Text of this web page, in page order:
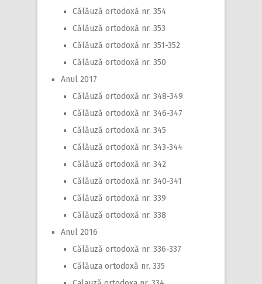
Călăuză ortodoxă nr. 354
Călăuză ortodoxă nr. 353
Călăuză ortodoxă nr. 351-352
Călăuză ortodoxă nr. 350
Anul 2017
Călăuză ortodoxă nr. 348-349
Călăuză ortodoxă nr. 346-347
Călăuză ortodoxă nr. 345
Călăuză ortodoxă nr. 343-344
Călăuză ortodoxă nr. 342
Călăuză ortodoxă nr. 340-341
Călăuză ortodoxă nr. 339
Călăuză ortodoxă nr. 338
Anul 2016
Călăuză ortodoxă nr. 336-337
Călăuza ortodoxă nr. 335